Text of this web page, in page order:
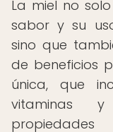
La miel no
sabor y su
sino que
de beneficios
única, que
vitaminas